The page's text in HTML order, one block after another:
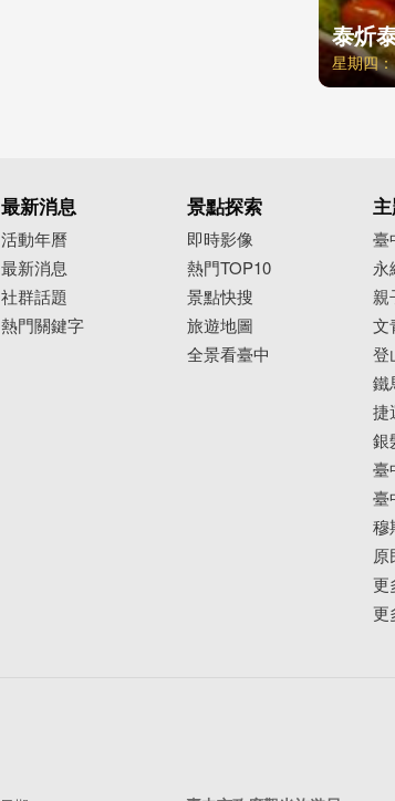
泰炘
最新消息
活動年曆
最新消息
社群話題
熱門關鍵字
景點探索
即時影像
熱門TOP10
景點快搜
旅遊地圖
全景看臺中
臺
永
親
文
登
鐵
捷
銀
臺
臺
穆
更
更